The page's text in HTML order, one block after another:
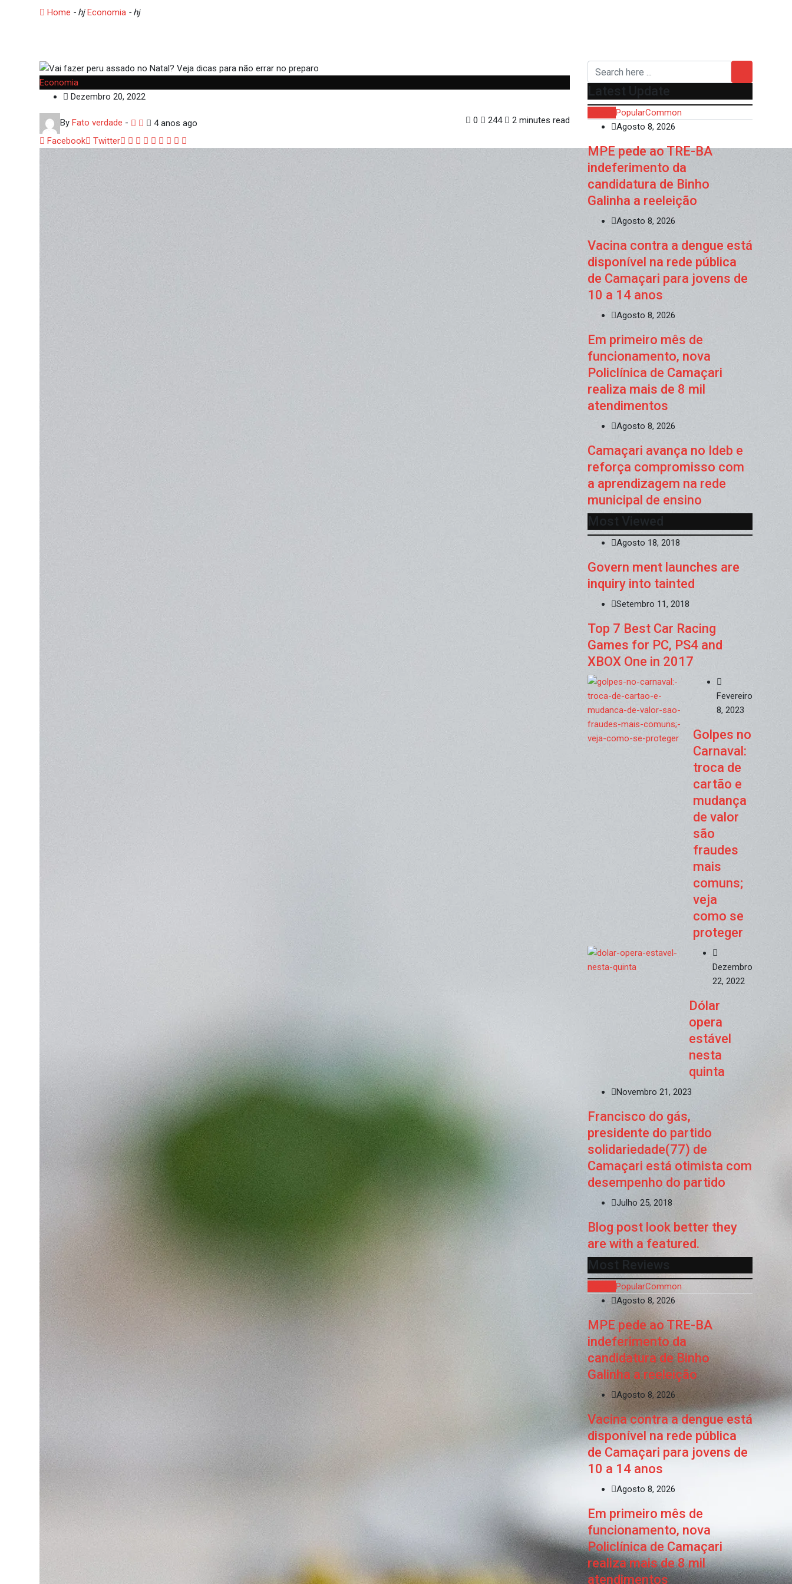
Home - hjEconomia - hjVai fazer peru assado no Natal? Veja dicas para não errar no preparo
Economia
Dezembro 20, 2022
By Fato verdade - 4 anos ago 0 244
2 minutes read
Facebook
Twitter Google+
LinkedIn
Whatsapp
StumbleUpon
Tumblr
Pinterest
Reddit
Share
Latest Update
PopularCommon
Agosto 8, 2026
MPE pede ao TRE-BA
indeferimento da
candidatura de Binho
Galinha a reeleição
Agosto 8, 2026
Vacina contra a dengue está
disponível na rede pública
de Camaçari para jovens de
10 a 14 anos
Agosto 8, 2026
Em primeiro mês de
funcionamento, nova
Policlínica de Camaçari
realiza mais de 8 mil
atendimentos
Agosto 8, 2026
Camaçari avança no Ideb e
reforça compromisso com
a aprendizagem na rede
municipal de ensino
Most Viewed
Agosto 18, 2018
Govern ment launches are
inquiry into tainted
Setembro 11, 2018
Top 7 Best Car Racing
Games for PC, PS4 and
XBOX One in 2017
Fevereiro
8, 2023
Golpes no
Carnaval:
troca de
cartão e
mudança
de valor
são
fraudes
mais
comuns;
veja
como se
proteger
Dezembro
22, 2022
Dólar
opera
estável
nesta
quinta
Novembro 21, 2023
Francisco do gás,
presidente do partido
solidariedade(77) de
Camaçari está otimista com
desempenho do partido
Julho 25, 2018
Blog post look better they
are with a featured.
Most Reviews
PopularCommon
Agosto 8, 2026
MPE pede ao TRE-BA
indeferimento da
candidatura de Binho
Galinha a reeleição
Agosto 8, 2026
Vacina contra a dengue está
disponível na rede pública
de Camaçari para jovens de
10 a 14 anos
Agosto 8, 2026
Em primeiro mês de
funcionamento, nova
Policlínica de Camaçari
realiza mais de 8 mil
atendimentos